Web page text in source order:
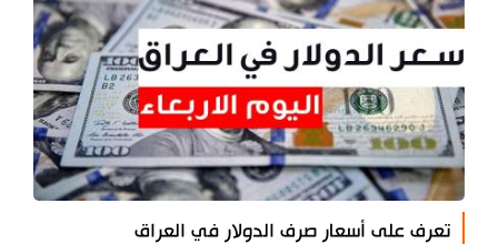
تعرف على أسعار صرف الدولار في العراق